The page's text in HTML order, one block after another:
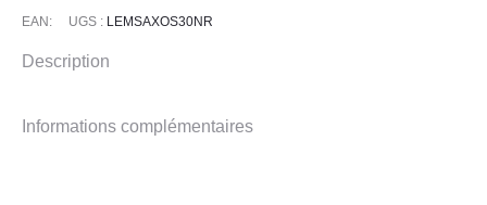
S3
EAN: UGS : LEMSAXOS30NR
Description
Informations complémentaires